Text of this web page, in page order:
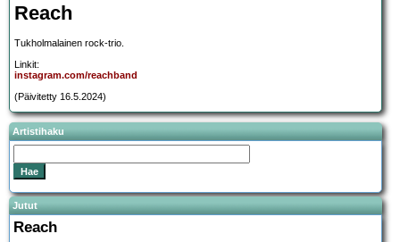
Reach
Tukholmalainen rock-trio.
Linkit:
instagram.com/reachband
(Päivitetty 16.5.2024)
Artistihaku
Jutut
Reach